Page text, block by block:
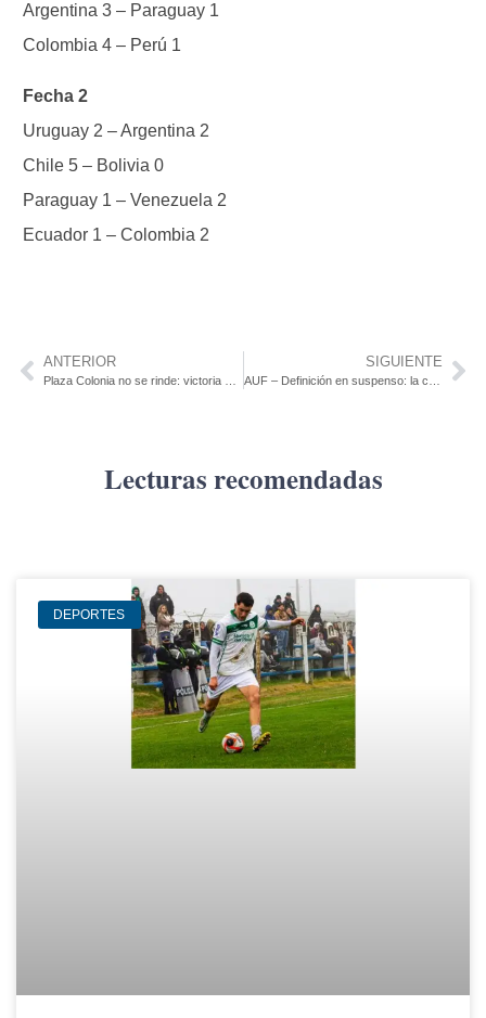
Argentina 3 – Paraguay 1
Colombia 4 – Perú 1
Fecha 2
Uruguay 2 – Argentina 2
Chile 5 – Bolivia 0
Paraguay 1 – Venezuela 2
Ecuador 1 – Colombia 2
ANTERIOR SIGUIENTE
Lecturas recomendadas
DEPORTES